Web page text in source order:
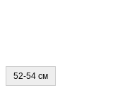
52-54 см